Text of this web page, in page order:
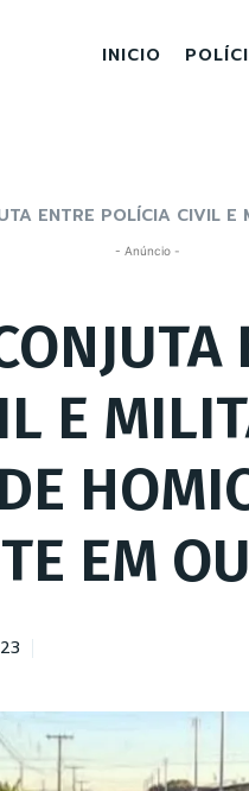
INICIO
ENTRE POLÍCIA CIVIL E
- Anúncio -
E
EM